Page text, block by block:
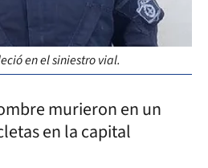
en el siniestro vial.
murieron en un
en la capital